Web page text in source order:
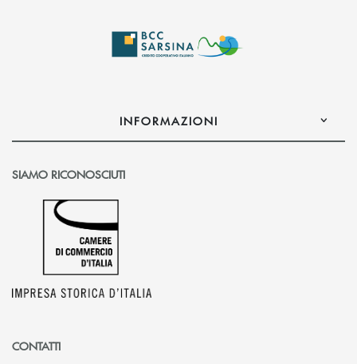
INFORMAZIONI
SIAMO RICONOSCIUTI
CONTATTI